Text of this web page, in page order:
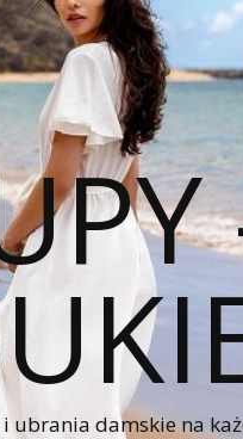
ubrania damskie na